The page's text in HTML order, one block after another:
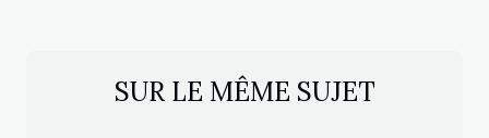
SUR LE MÊME SUJET